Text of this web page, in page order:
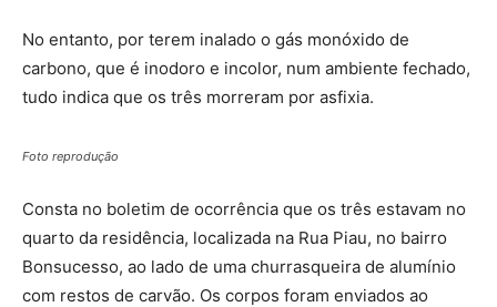
No entanto, por terem inalado o gás monóxido de
carbono, que é inodoro e incolor, num ambiente fechado,
tudo indica que os três morreram por asfixia.
Foto reprodução
Consta no boletim de ocorrência que os três estavam no
quarto da residência, localizada na Rua Piau, no bairro
Bonsucesso, ao lado de uma churrasqueira de alumínio
com restos de carvão. Os corpos foram enviados ao